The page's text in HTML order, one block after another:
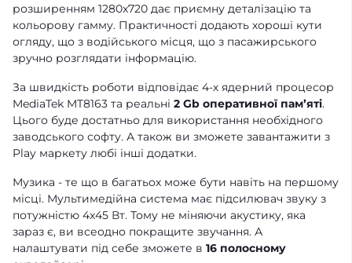
розширенням 1280x720 дає приємну деталізацію та
кольорову гамму. Практичності додають хороші кути
огляду, що з водійського місця, що з пасажирського
зручно розглядати інформацію.
За швидкість роботи відповідає 4-х ядерний процесор
MediaTek MT8163 та реальні 2 Gb оперативної памʼяті.
Цього буде достатньо для використання необхідного
заводського софту. А також ви зможете завантажити з
Play маркету любі інші додатки.
Музика - те що в багатьох може бути навіть на першому
місці. Мультимедійна система має підсилювач звуку з
потужністю 4х45 Вт. Тому не міняючи акустику, яка
зараз є, ви всеодно покращите звучання. А
налаштувати під себе зможете в 16 полосному